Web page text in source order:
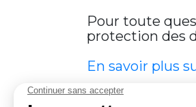
Pour toute
protection des
En savoir plus